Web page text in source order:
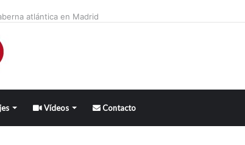
atlántica en Madrid
Vídeos Contacto